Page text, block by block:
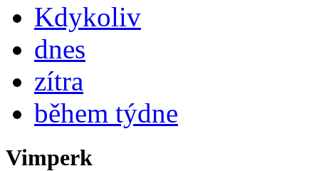
Kdykoliv
dnes
zítra
během týdne
Vimperk